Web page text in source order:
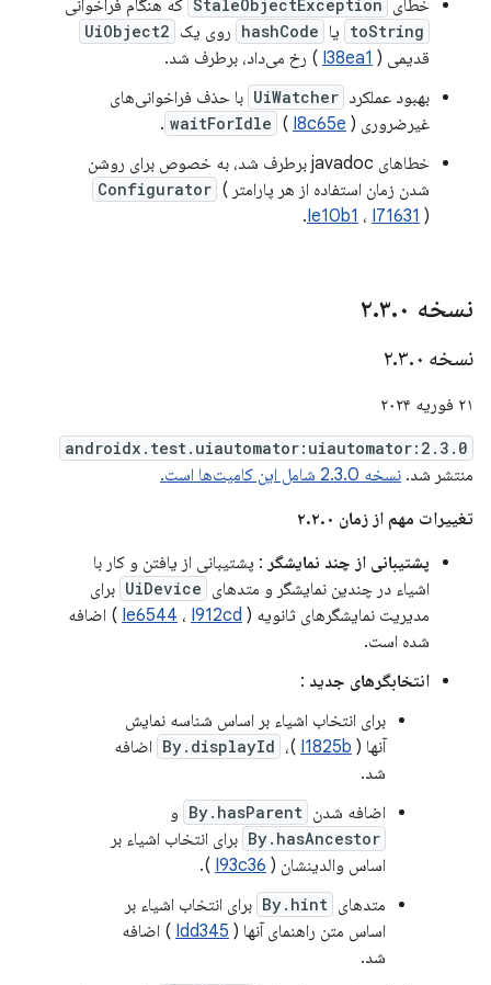
خطای StaleObjectException که هنگام فراخوانی
toString یا hashCode روی یک UiObject2
قدیمی ( I38ea1 ) رخ می‌داد، برطرف شد.
بهبود عملکرد UiWatcher با حذف فراخوانی‌های
غیرضروری
waitForIdle ( I8c65e ).
خطاهای javadoc برطرف شد، به خصوص برای روشن
شدن زمان استفاده از هر پارامتر
Configurator (
Ie10b1 ، I71631 ).
نسخه ۲ .۳.۰
نسخه ۲ .۳.۰
۲۱ فوریه ۲۰۲۴
androidx.test.uiautomator:uiautomator:2.3.0
منتشر شد. نسخه 2.3.0 شامل این کامیت‌ها است.
تغییرات مهم از زمان ۲.۲.۰
پشتیبانی از چند نمایشگر : پشتیبانی از یافتن و کار با
اشیاء در چندین نمایشگر و متدهای UiDevice برای
مدیریت نمایشگرهای ثانویه (
Ie6544 ، I912cd
) اضافه
شده است.
انتخابگرهای جدید :
برای انتخاب اشیاء بر اساس شناسه نمایش
آنها ( I1825b )، By.displayId اضافه
شد.
اضافه شدن By.hasParent و
By.hasAncestor برای انتخاب اشیاء بر
اساس والدینشان ( I93c36
).
متدهای By.hint برای انتخاب اشیاء بر
اساس متن راهنمای آنها ( Idd345 ) اضافه
شد.